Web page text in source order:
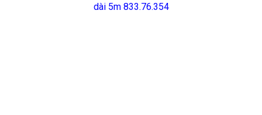
dài 5m 833.76.354